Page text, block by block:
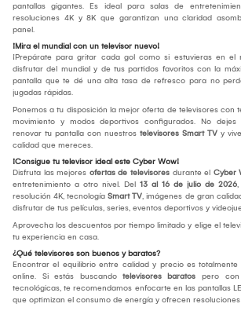
pantallas gigantes. Es ideal para salas de
resoluciones 4K y 8K que garantizan una claridad
panel.
¡Mira el mundial con un televisor nuevo!
¡Prepárate para gritar cada gol como si estuvieras en el
disfrutar del mundial y de tus partidos favoritos con la
pantalla que te dé una alta tasa de refresco para no
jugadas rápidas.
Ponemos a tu disposición la mejor oferta de televisores con
movimiento y modos deportivos configurados. No
renovar tu pantalla con nuestros televisores Smart TV y
calidad que mereces.
¡Consigue tu televisor ideal este Cyber Wow!
Disfruta las mejores ofertas de televisores durante el Cyber
entretenimiento a otro nivel. Del 13 al 16 de julio de 2026,
resolución 4K, tecnología Smart TV, imágenes de gran
disfrutar de tus películas, series, eventos deportivos y
Aprovecha los descuentos por tiempo limitado y elige el
tu experiencia en casa.
¿Qué televisores son buenos y baratos?
Encontrar el equilibrio entre calidad y precio es
online. Si estás buscando televisores baratos pero con
tecnológicas, te recomendamos enfocarte en las pantallas
que optimizan el consumo de energía y ofrecen resoluciones